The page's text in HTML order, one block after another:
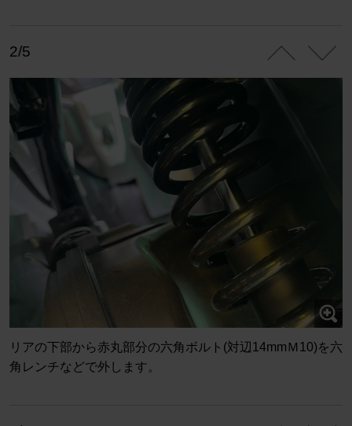
2/5
リアの下部から赤丸部分の六角ボルト(対辺14mmＭ10)を六
角レンチなどで外します。